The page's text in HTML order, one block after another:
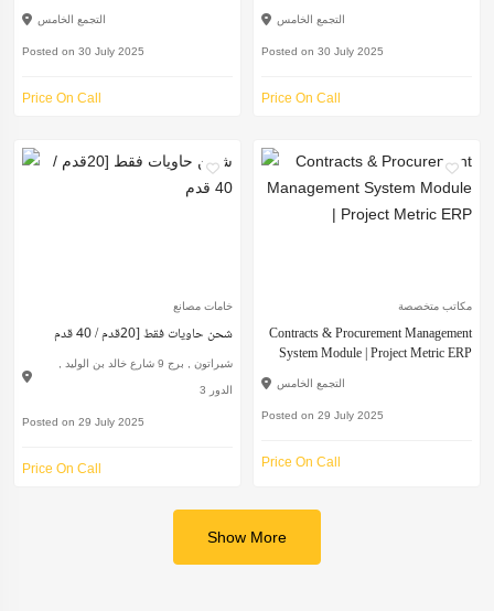
التجمع الخامس
Posted on 30 July 2025
Price On Call
التجمع الخامس
Posted on 30 July 2025
Price On Call
خامات مصانع
شحن حاويات فقط [20قدم / 40 قدم
شيراتون , برج 9 شارع خالد بن الوليد ,
الدور 3
Posted on 29 July 2025
Price On Call
مكاتب متخصصة
Contracts & Procurement Management
System Module | Project Metric ERP
التجمع الخامس
Posted on 29 July 2025
Price On Call
Show More